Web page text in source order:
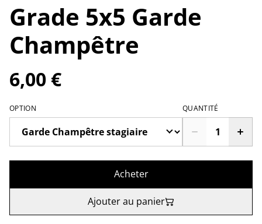
Grade 5x5 Garde
Champêtre
6,00 €
OPTION QUANTITÉ
Acheter
Ajouter au panier